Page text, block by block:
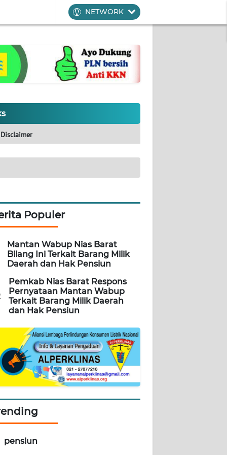
NETWORK
Disclaimer
Populer
Mantan Wabup Nias Barat
Bilang Ini Terkait Barang Milik
Daerah dan Hak Pensiun
Pemkab Nias Barat Respons
Pernyataan Mantan Wabup
Terkait Barang Milik Daerah
dan Hak Pensiun
pensiun